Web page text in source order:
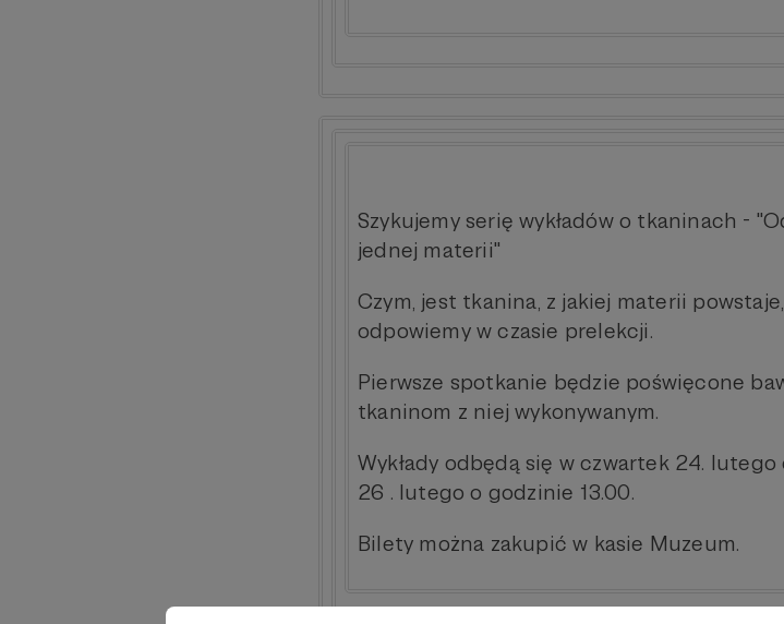
Szykujemy serię wykładów o tkaninach -
jednej materii"
Czym, jest tkanina, z jakiej materii
odpowiemy w czasie prelekcji.
Pierwsze spotkanie będzie poświęcone
tkaninom z niej wykonywanym.
Wykłady odbędą się w czwartek 24.
26 . lutego o godzinie 13.00.
Bilety można zakupić w kasie Muzeum.